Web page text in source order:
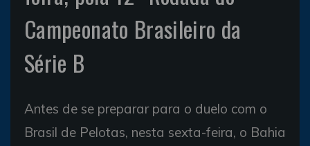
Campeonato Brasileiro da
Série B
Antes de se preparar para o duelo com o
Brasil de Pelotas, nesta sexta-feira, o Bahia